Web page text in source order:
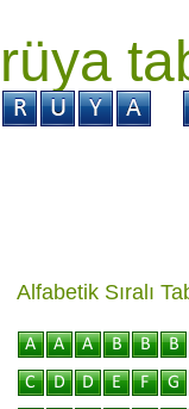
rüya
Alfabetik Sıralı